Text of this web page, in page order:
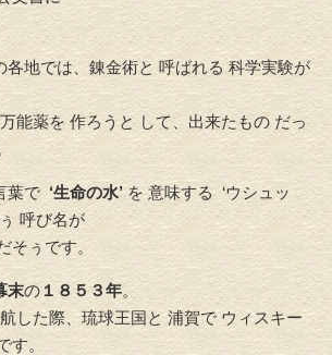
各地では、錬金術と 呼ばれる 科学実験が
能薬を 作ろうと して、出来たもの だっ
葉で ‘生命の水’を 意味する ‘ウシュッ
呼び名が
そぅです。
末の １８５３年。
した際、琉球王国と 浦賀で ウィスキー
す。